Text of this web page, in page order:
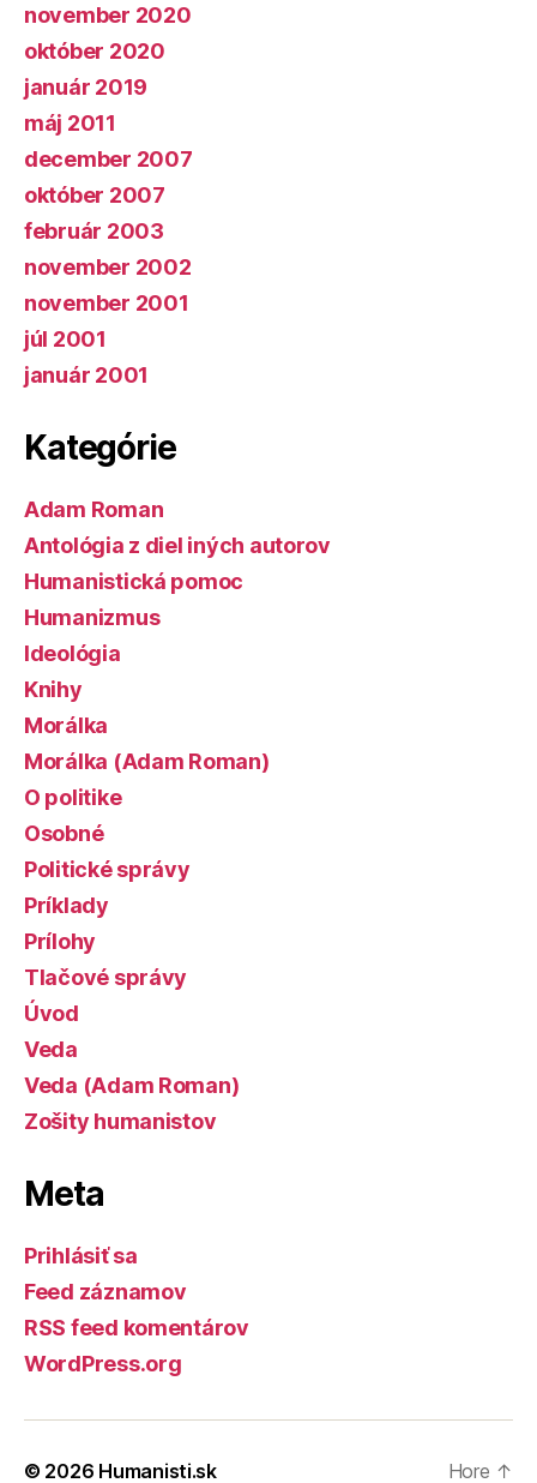
november 2020
október 2020
január 2019
máj 2011
december 2007
október 2007
február 2003
november 2002
november 2001
júl 2001
január 2001
Kategórie
Adam Roman
Antológia z diel iných autorov
Humanistická pomoc
Humanizmus
Ideológia
Knihy
Morálka
Morálka (Adam Roman)
O politike
Osobné
Politické správy
Príklady
Prílohy
Tlačové správy
Úvod
Veda
Veda (Adam Roman)
Zošity humanistov
Meta
Prihlásiť sa
Feed záznamov
RSS feed komentárov
WordPress.org
© 2026 Humanisti.sk Hore ↑